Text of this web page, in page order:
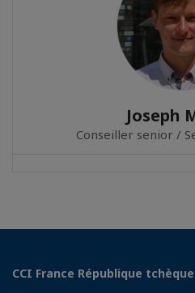
Joseph
Conseiller senior /
CCI France République tchèque